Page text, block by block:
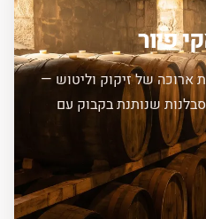
פיור
ארוכה של זיקוק וליטוש —
שנותנת בקבוק עם